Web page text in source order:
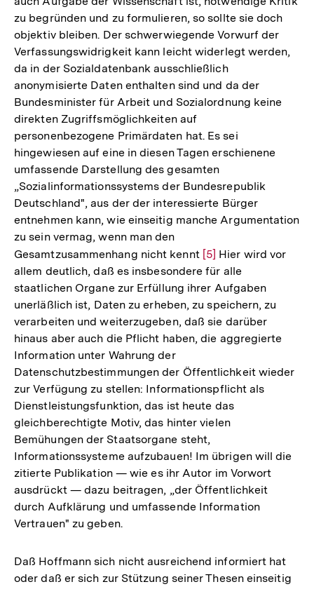
zu begründen und zu formulieren, so sollte sie doch
objektiv bleiben. Der schwerwiegende Vorwurf der
Verfassungswidrigkeit kann leicht widerlegt werden,
da in der Sozialdatenbank ausschließlich
anonymisierte Daten enthalten sind und da der
Bundesminister für Arbeit und Sozialordnung keine
direkten Zugriffsmöglichkeiten auf
personenbezogene Primärdaten hat. Es sei
hingewiesen auf eine in diesen Tagen erschienene
umfassende Darstellung des gesamten
„Sozialinformationssystems der Bundesrepublik
Deutschland", aus der der interessierte Bürger
entnehmen kann, wie einseitig manche Argumentation
zu sein vermag, wenn man den
Gesamtzusammenhang nicht kennt Zur
Auflösung
der
Fußnote
[5] Hier wird vor
allem deutlich, daß es insbesondere für alle
staatlichen Organe zur Erfüllung ihrer Aufgaben
unerläßlich ist, Daten zu erheben, zu speichern, zu
verarbeiten und weiterzugeben, daß sie darüber
hinaus aber auch die Pflicht haben, die aggregierte
Information unter Wahrung der
Datenschutzbestimmungen der Öffentlichkeit wieder
zur Verfügung zu stellen: Informationspflicht als
Dienstleistungsfunktion, das ist heute das
gleichberechtigte Motiv, das hinter vielen
Bemühungen der Staatsorgane steht,
Informationssysteme aufzubauen! Im übrigen will die
zitierte Publikation — wie es ihr Autor im Vorwort
ausdrückt — dazu beitragen, „der Öffentlichkeit
durch Aufklärung und umfassende Information
Vertrauen" zu geben.
Daß Hoffmann sich nicht ausreichend informiert hat
oder daß er sich zur Stützung seiner Thesen einseitig